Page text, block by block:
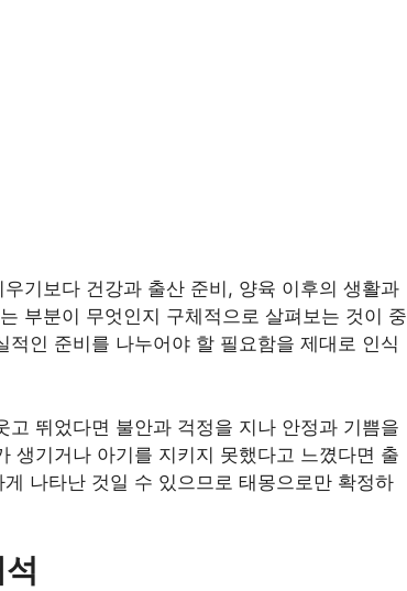
기보다 건강과 출산 준비, 양육 이후의 생활과
부분이 무엇인지 구체적으로 살펴보는 것이 중
인 준비를 나누어야 할 필요함을 제대로 인식
뛰었다면 불안과 걱정을 지나 안정과 기쁨을
생기거나 아기를 지키지 못했다고 느꼈다면 출
나타난 것일 수 있으므로 태몽으로만 확정하